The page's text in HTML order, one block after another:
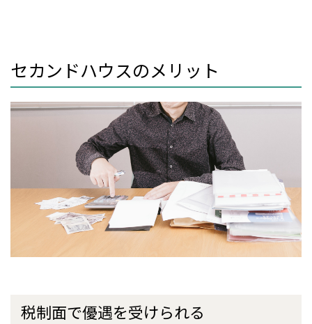
セカンドハウスのメリット
税制面で優遇を受けられる